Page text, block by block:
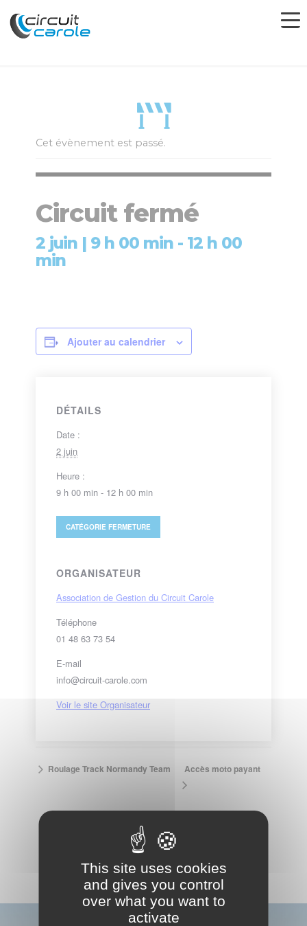
Cet évènement est passé.
Circuit fermé
2 juin | 9 h 00 min - 12 h 00
min
Ajouter au calendrier
DÉTAILS
Date :
2 juin
Heure :
9 h 00 min - 12 h 00 min
CATÉGORIEFERMETURE
ORGANISATEUR
Association de Gestion du Circuit Carole
Téléphone
01 48 63 73 54
E-mail
info@circuit-carole.com
Voir le site Organisateur
Roulage Track Normandy Team Accès moto payant
This site uses cookies
and gives you control
over what you want to
activate